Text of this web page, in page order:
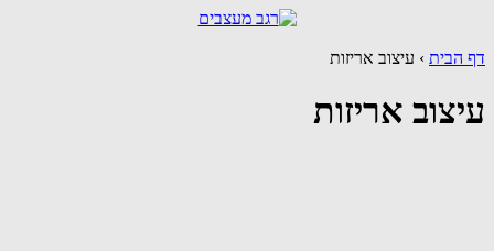
דף הבית › עיצוב אריזות
עיצוב אריזות